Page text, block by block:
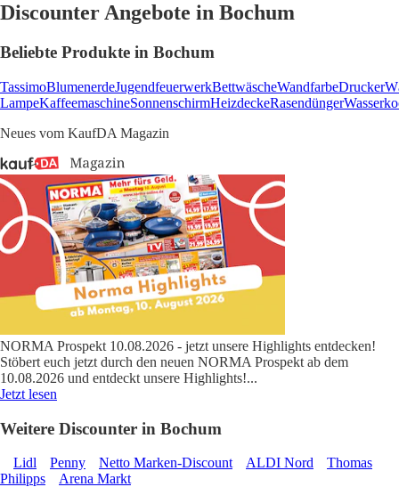
Discounter Angebote in Bochum
Beliebte Produkte in Bochum
TassimoBlumenerdeJugendfeuerwerkBettwäscheWandfarbeDrucker
LampeKaffeemaschineSonnenschirmHeizdeckeRasendünger
Neues vom KaufDA Magazin
NORMA Prospekt 10.08.2026 - jetzt unsere Highlights entdecken!
Stöbert euch jetzt durch den neuen NORMA Prospekt ab dem
10.08.2026 und entdeckt unsere Highlights!...
Jetzt lesen
Weitere Discounter in Bochum
Lidl Penny Netto Marken-Discount ALDI Nord
Thomas
Philipps
Arena Markt